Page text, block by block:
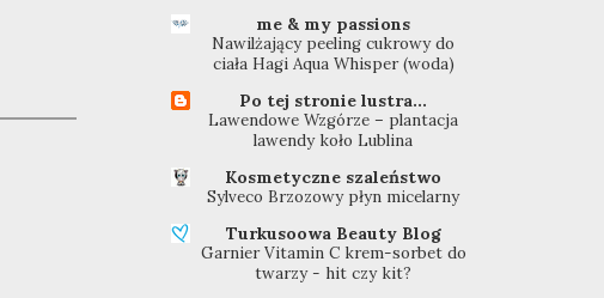
me & my passions
Nawilżający peeling cukrowy do
ciała Hagi Aqua Whisper (woda)
Po tej stronie lustra...
Lawendowe Wzgórze – plantacja
lawendy koło Lublina
Kosmetyczne szaleństwo
Sylveco Brzozowy płyn micelarny
Turkusoowa Beauty Blog
Garnier Vitamin C krem-sorbet do
twarzy - hit czy kit?